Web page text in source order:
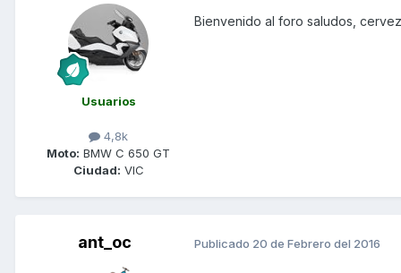
Usuarios
4,8k
Moto: BMW C 650 GT
Ciudad: VIC
Bienvenido al foro saludos,
ant_oc Publicado 20 de Febrero del 2016